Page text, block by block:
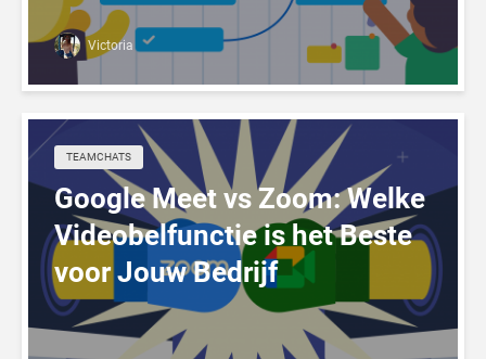
Victoria
TEAMCHATS
Google Meet vs Zoom: Welke
Videobelfunctie is het Beste
voor Jouw Bedrijf